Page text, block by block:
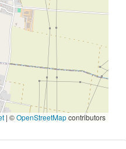
| ©OpenStreetMapcontributors